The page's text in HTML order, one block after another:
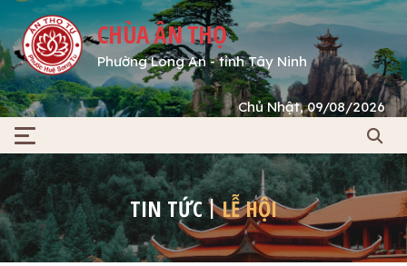
CHÙA ÂN THỌ
Phường Long An - tỉnh Tây Ninh
Chủ Nhật, 09/08/2026
TIN TỨC LỄ HỘI